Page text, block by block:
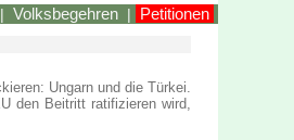
| Volksbegehren | Petitionen
Ungarn und die Türkei.
den Beitritt ratifizieren wird,